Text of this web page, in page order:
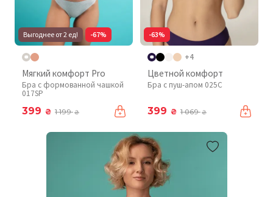
Выгоднее от 2 ед! -67%
Мягкий комфорт Pro
Бра с формованной чашкой
017SP
399 ₴ 1 199₴
-63%
+4
Цветной комфорт
Бра с пуш-апом 025C
399 ₴ 1 069₴